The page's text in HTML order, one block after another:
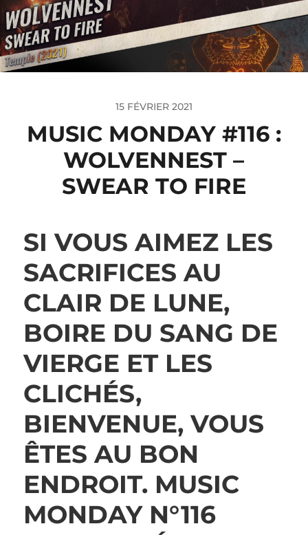
15 FÉVRIER 2021
MUSIC MONDAY #116 :
WOLVENNEST –
SWEAR TO FIRE
SI VOUS AIMEZ LES
SACRIFICES AU
CLAIR DE LUNE,
BOIRE DU SANG DE
VIERGE ET LES
CLICHÉS,
BIENVENUE, VOUS
ÊTES AU BON
ENDROIT. MUSIC
MONDAY N°116